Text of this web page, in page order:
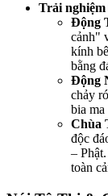
Trải
Động
cảnh"
kính
bằng
Động
chảy
bia
Chùa
độc
–
toàn